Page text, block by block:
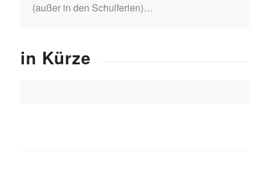
(außer in den Schulferien)…
in Kürze